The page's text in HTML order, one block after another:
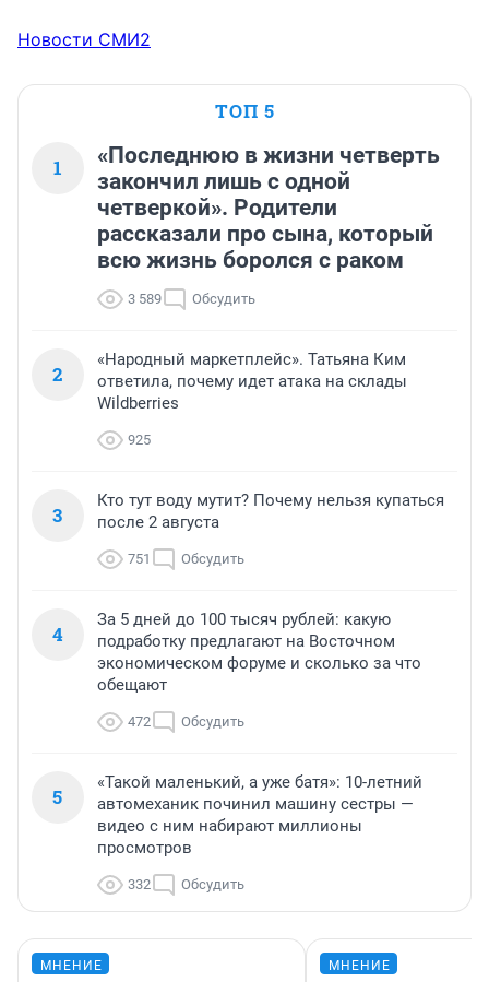
Новости СМИ2
ТОП 5
1
«Последнюю в жизни четверть
закончил лишь с одной
четверкой». Родители
рассказали про сына, который
всю жизнь боролся с раком
3 589 Обсудить
2
«Народный маркетплейс». Татьяна Ким
ответила, почему идет атака на склады
Wildberries
925
3
Кто тут воду мутит? Почему нельзя купаться
после 2 августа
751 Обсудить
4
За 5 дней до 100 тысяч рублей: какую
подработку предлагают на Восточном
экономическом форуме и сколько за что
обещают
472 Обсудить
5
«Такой маленький, а уже батя»: 10-летний
автомеханик починил машину сестры —
видео с ним набирают миллионы
просмотров
332 Обсудить
МНЕНИЕ МНЕНИЕ